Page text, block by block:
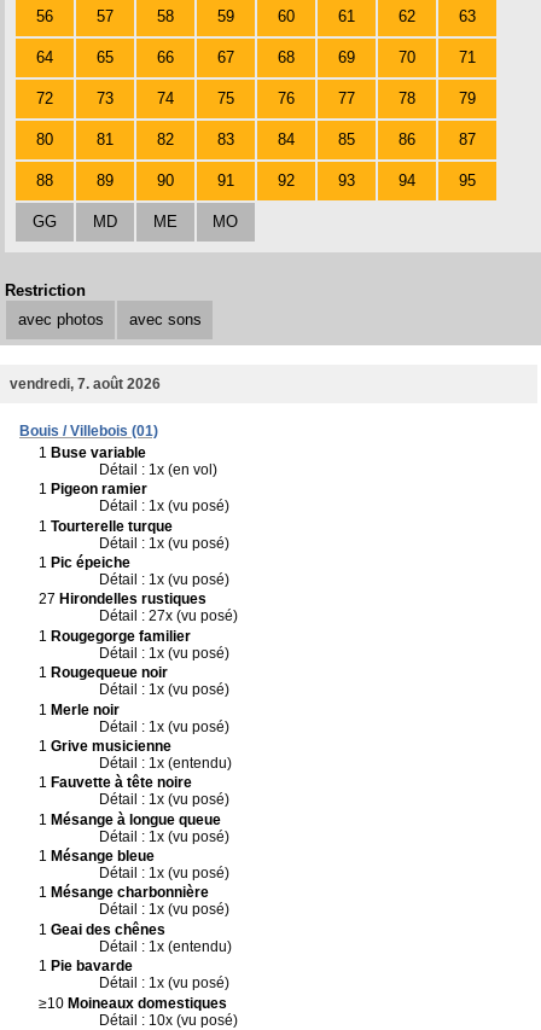
56 57 58 59 60 61 62 63
64 65 66 67 68 69 70 71
72 73 74 75 76 77 78 79
80 81 82 83 84 85 86 87
88 89 90 91 92 93 94 95
GG MD ME MO
Restriction
avec photos
avec sons
vendredi, 7. août 2026
Bouis / Villebois (01)
1 Buse variable
Détail : 1x (en vol)
1 Pigeon ramier
Détail : 1x (vu posé)
1 Tourterelle turque
Détail : 1x (vu posé)
1 Pic épeiche
Détail : 1x (vu posé)
27 Hirondelles rustiques
Détail : 27x (vu posé)
1 Rougegorge familier
Détail : 1x (vu posé)
1 Rougequeue noir
Détail : 1x (vu posé)
1 Merle noir
Détail : 1x (vu posé)
1 Grive musicienne
Détail : 1x (entendu)
1 Fauvette à tête noire
Détail : 1x (vu posé)
1 Mésange à longue queue
Détail : 1x (vu posé)
1 Mésange bleue
Détail : 1x (vu posé)
1 Mésange charbonnière
Détail : 1x (vu posé)
1 Geai des chênes
Détail : 1x (entendu)
1 Pie bavarde
Détail : 1x (vu posé)
≥10 Moineaux domestiques
Détail : 10x (vu posé)